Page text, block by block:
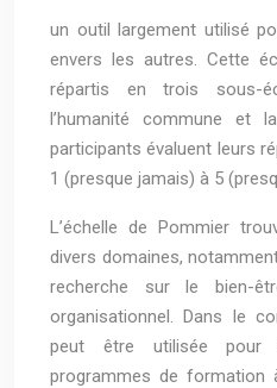
un outil largement utilisé
envers les autres. Cette
répartis en trois sous-
l’humanité commune et
participants évaluent leurs
1 (presque jamais) à 5
L’échelle de Pommier
divers domaines,
recherche sur le bien-
organisationnel. Dans le
peut être utilisée pour
programmes de formation